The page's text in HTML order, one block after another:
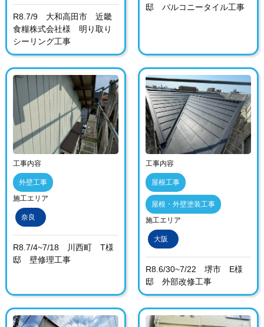
R8.7/9 大和高田市 近畿
食糧株式会社様 明り取り
シーリング工事
邸 バルコニータイル工事
工事内容
外壁工事
施工エリア
奈良
R8.7/4~7/18 川西町 T様
邸 壁修理工事
工事内容
屋根工事
屋根・外壁塗装工事
施工エリア
大阪
R8.6/30~7/22 堺市 E様
邸 外部改修工事